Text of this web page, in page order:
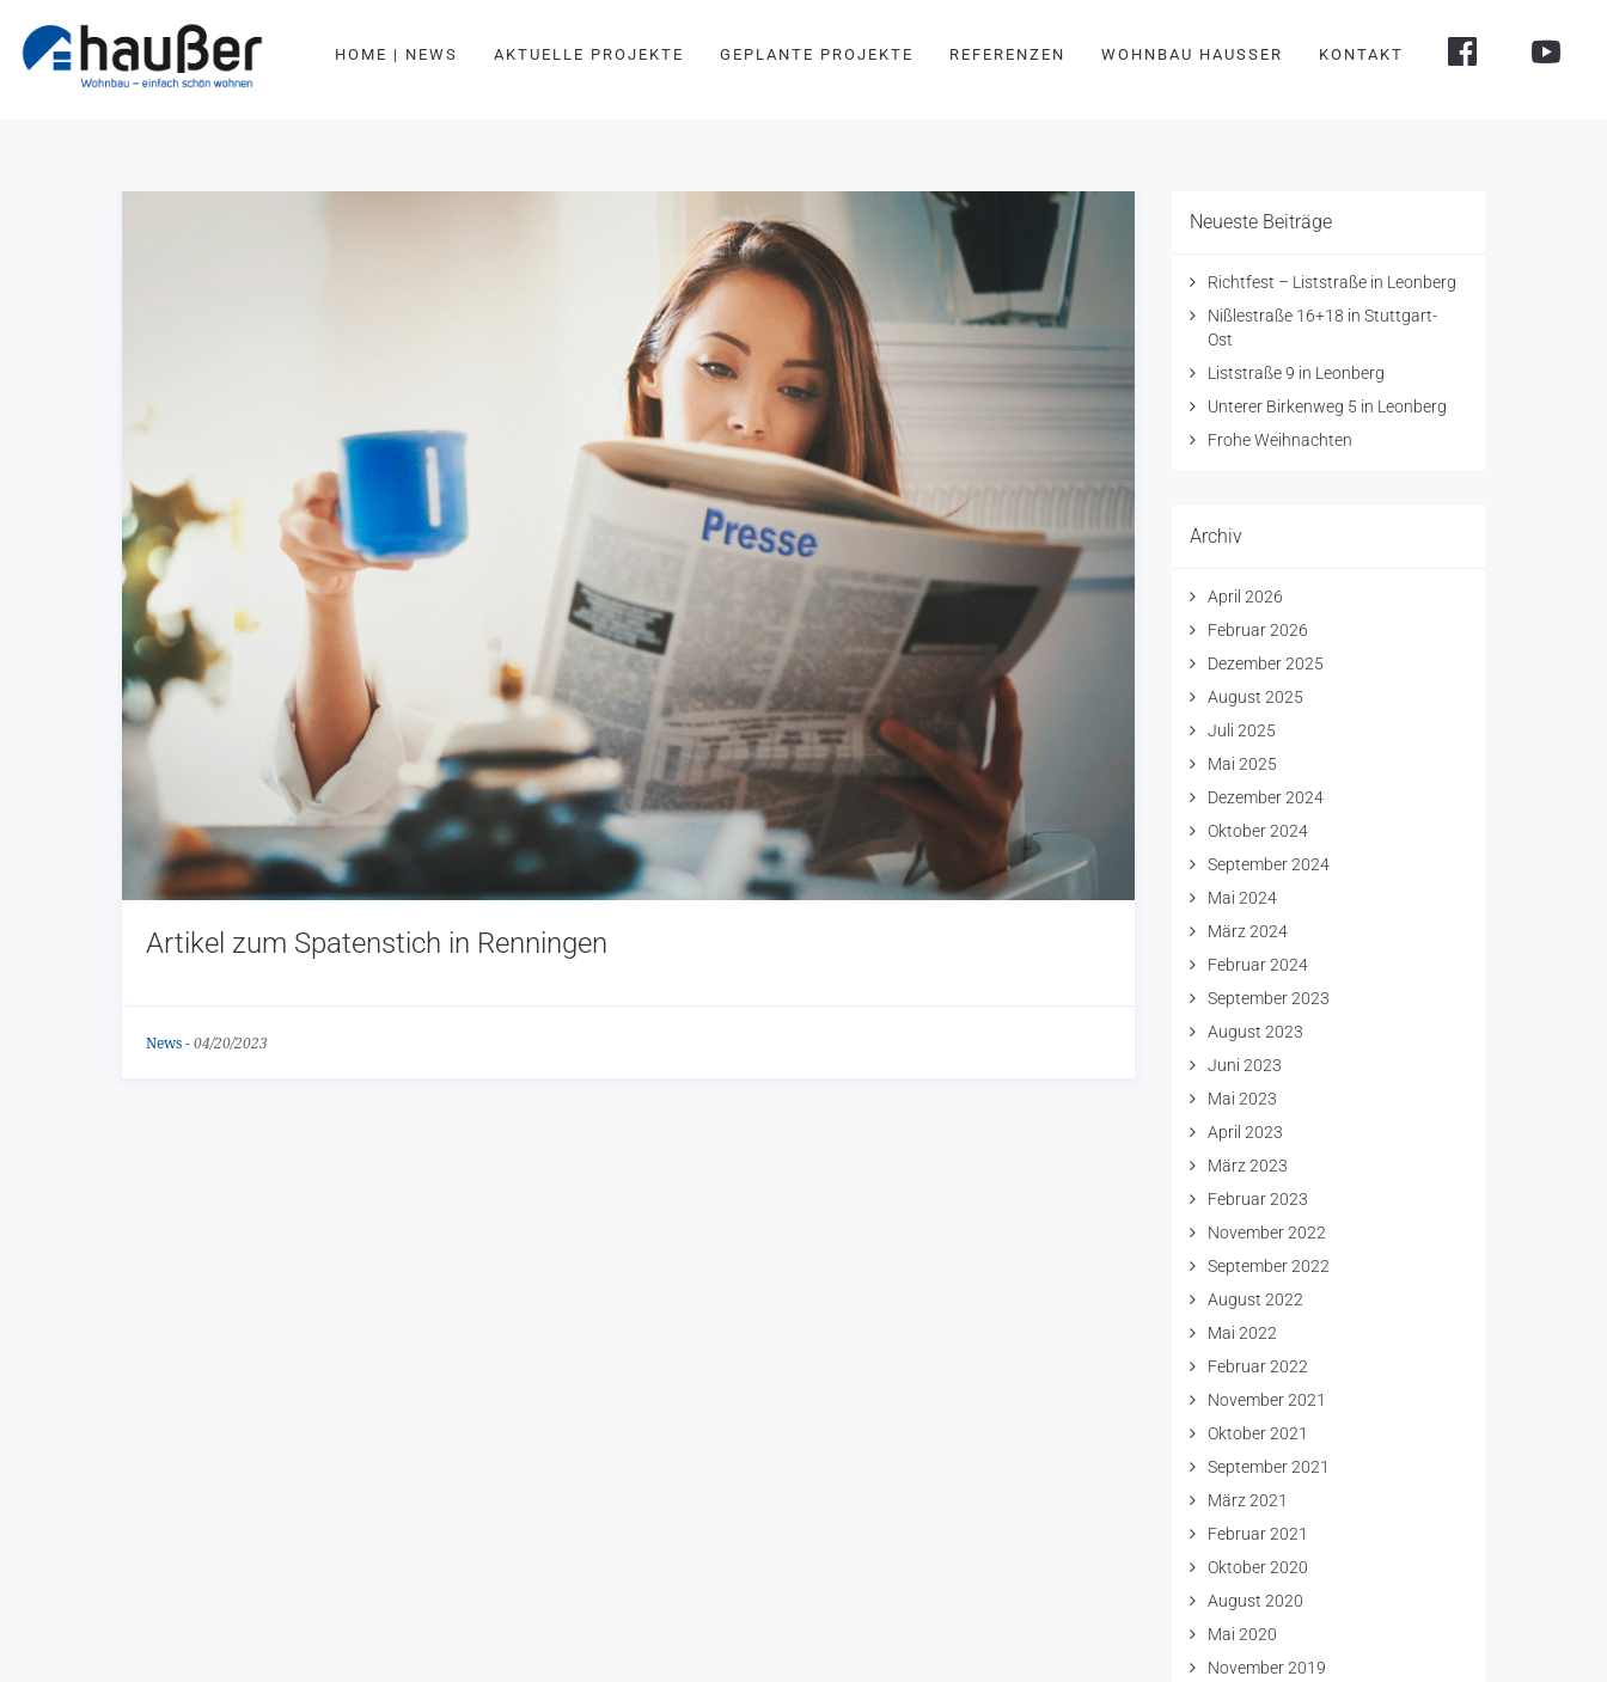
HOME | NEWS AKTUELLE PROJEKTE GEPLANTE PROJEKTE REFERENZEN WOHNBAU HAUSSER KONTAKT
Artikel zum Spatenstich in Renningen
News - 04/20/2023
Neueste Beiträge
Richtfest – Liststraße in Leonberg
Nißlestraße 16+18 in Stuttgart-
Ost
Liststraße 9 in Leonberg
Unterer Birkenweg 5 in Leonberg
Frohe Weihnachten
Archiv
April 2026
Februar 2026
Dezember 2025
August 2025
Juli 2025
Mai 2025
Dezember 2024
Oktober 2024
September 2024
Mai 2024
März 2024
Februar 2024
September 2023
August 2023
Juni 2023
Mai 2023
April 2023
März 2023
Februar 2023
November 2022
September 2022
August 2022
Mai 2022
Februar 2022
November 2021
Oktober 2021
September 2021
März 2021
Februar 2021
Oktober 2020
August 2020
Mai 2020
November 2019